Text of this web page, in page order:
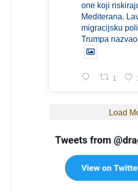
one koji
Mediterana.
migracijsku
Trumpa
1
Load